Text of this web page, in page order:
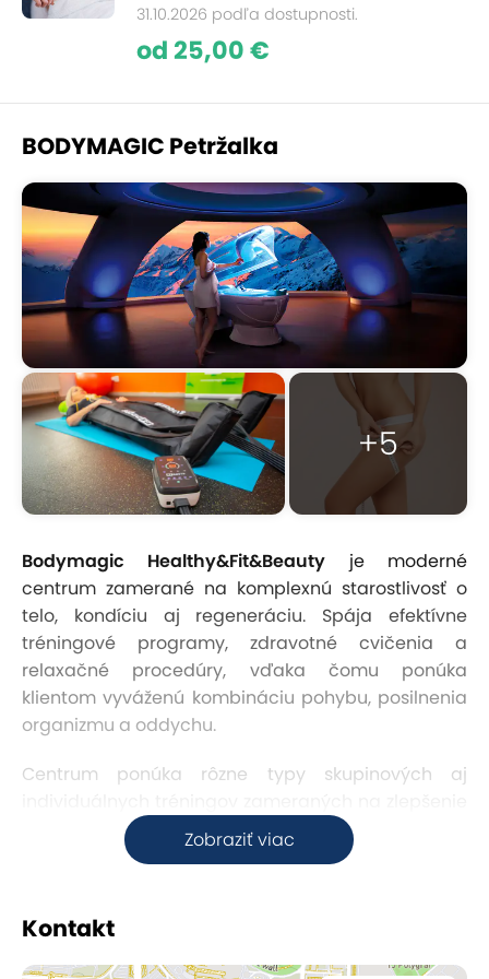
31.10.2026 podľa dostupnosti.
od 25,00 €
BODYMAGIC Petržalka
+5
Zobraziť viac
Bodymagic Healthy&Fit&Beauty je moderné
centrum zamerané na komplexnú starostlivosť o
telo, kondíciu aj regeneráciu. Spája efektívne
tréningové programy, zdravotné cvičenia a
relaxačné procedúry, vďaka čomu ponúka
klientom vyváženú kombináciu pohybu, posilnenia
organizmu a oddychu.
Centrum ponúka rôzne typy skupinových aj
fyzickej kondície, spevnenie postavy, redukciu
hmotnosti či podporu správneho držania tela.
metódy pod vedením
Kontakt